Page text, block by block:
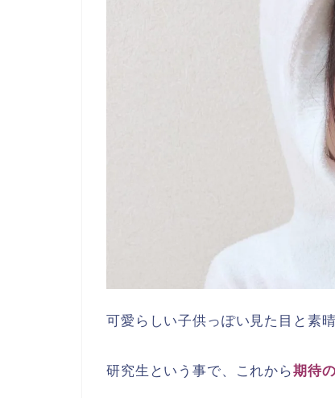
可愛らしい子供っぽい見た目と素
研究生という事で、これから期待